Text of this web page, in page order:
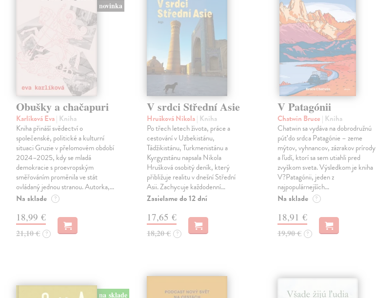
novinka
Obušky a chačapuri
Karlíková Eva| Kniha
Kniha přináší svědectví o
společenské, politické a kulturní
situaci Gruzie v přelomovém období
2024–2025, kdy se mladá
demokracie s proevropským
směřováním proměnila ve stát
ovládaný jednou stranou. Autorka,…
Na sklade ?
18,99 €
21,10 € ?
V srdci Střední Asie
Hrušková Nikola| Kniha
Po třech letech života, práce a
cestování v Uzbekistánu,
Tádžikistánu, Turkmenistánu a
Kyrgyzstánu napsala Nikola
Hrušková osobitý deník, který
přibližuje realitu v dnešní Střední
Asii. Zachycuje každodenní…
Zasielame do 12 dní
17,65 €
18,20 € ?
V Patagónii
Chatwin Bruce | Kniha
Chatwin sa vydáva na dobrodružnú
púť do srdca Patagónie – zeme
mýtov, vyhnancov, zázrakov prírody
a ľudí, ktorí sa sem utiahli pred
zvyškom sveta. Výsledkom je kniha
V?Patagónii, jeden z
najpopulárnejších…
Na sklade ?
18,91 €
19,90 € ?
na sklade